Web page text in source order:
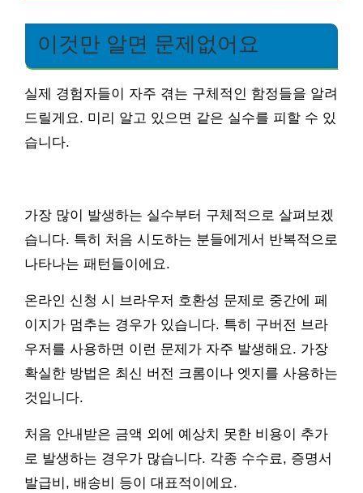
이것만 알면 문제없어요
실제 경험자들이 자주 겪는 구체적인 함정들을 알려
드릴게요. 미리 알고 있으면 같은 실수를 피할 수 있
습니다.
가장 많이 발생하는 실수부터 구체적으로 살펴보겠
습니다. 특히 처음 시도하는 분들에게서 반복적으로
나타나는 패턴들이에요.
온라인 신청 시 브라우저 호환성 문제로 중간에 페
이지가 멈추는 경우가 있습니다. 특히 구버전 브라
우저를 사용하면 이런 문제가 자주 발생해요. 가장
확실한 방법은 최신 버전 크롬이나 엣지를 사용하는
것입니다.
처음 안내받은 금액 외에 예상치 못한 비용이 추가
로 발생하는 경우가 많습니다. 각종 수수료, 증명서
발급비, 배송비 등이 대표적이에요.